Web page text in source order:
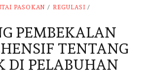
PASOKAN / REGULASI /
PEMBEKALAN
TENTANG
DI PELABUHAN